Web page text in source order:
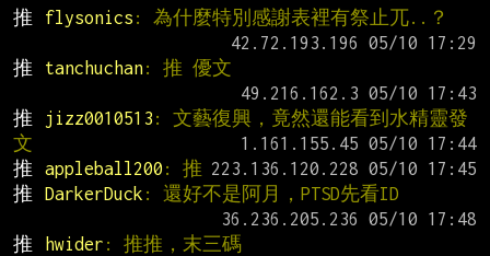
推
flysonics : 為什麼特別感謝表裡有祭止兀..？
推
tanchuchan: 推 優文
推
jizz0010513 : 文藝復興，竟然還能看到水精靈發
文
推
appleball200 : 推
推
DarkerDuck : 還好不是阿月，PTSD先看ID
推
hwider : 推推，末三碼